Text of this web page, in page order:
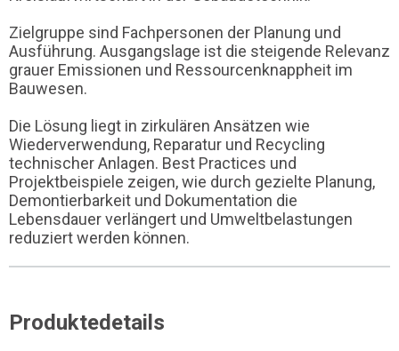
Zielgruppe sind Fachpersonen der Planung und
Ausführung. Ausgangslage ist die steigende Relevanz
grauer Emissionen und Ressourcenknappheit im
Bauwesen.
Die Lösung liegt in zirkulären Ansätzen wie
Wiederverwendung, Reparatur und Recycling
technischer Anlagen. Best Practices und
Projektbeispiele zeigen, wie durch gezielte Planung,
Demontierbarkeit und Dokumentation die
Lebensdauer verlängert und Umweltbelastungen
reduziert werden können.
Produktedetails